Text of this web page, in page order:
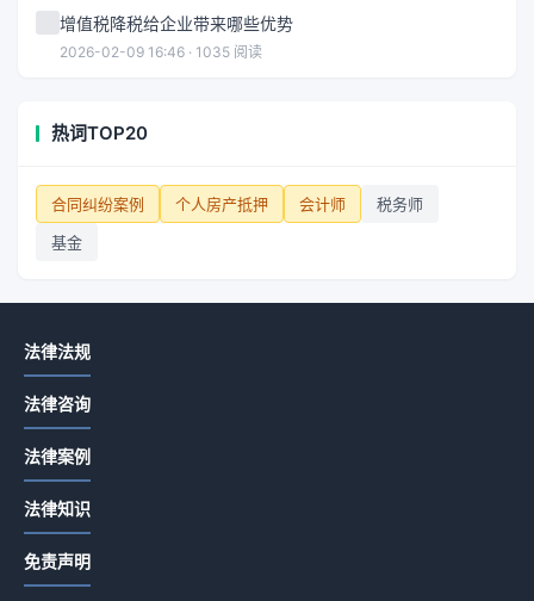
增值税降税给企业带来哪些优势
2026-02-09 16:46 · 1035 阅读
热词TOP20
合同纠纷案例 个人房产抵押 会计师
税务师
基金
法律法规
法律咨询
法律案例
法律知识
免责声明